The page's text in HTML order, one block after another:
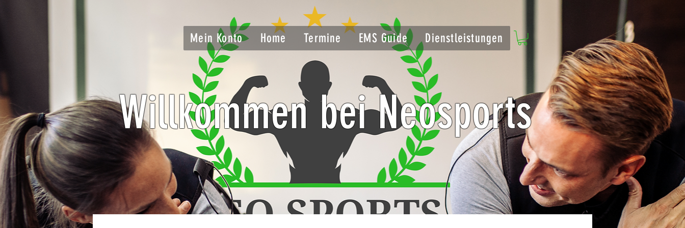
Mein Konto Home Termine EMS Guide Dienstleistungen
Willkommen bei Neosports